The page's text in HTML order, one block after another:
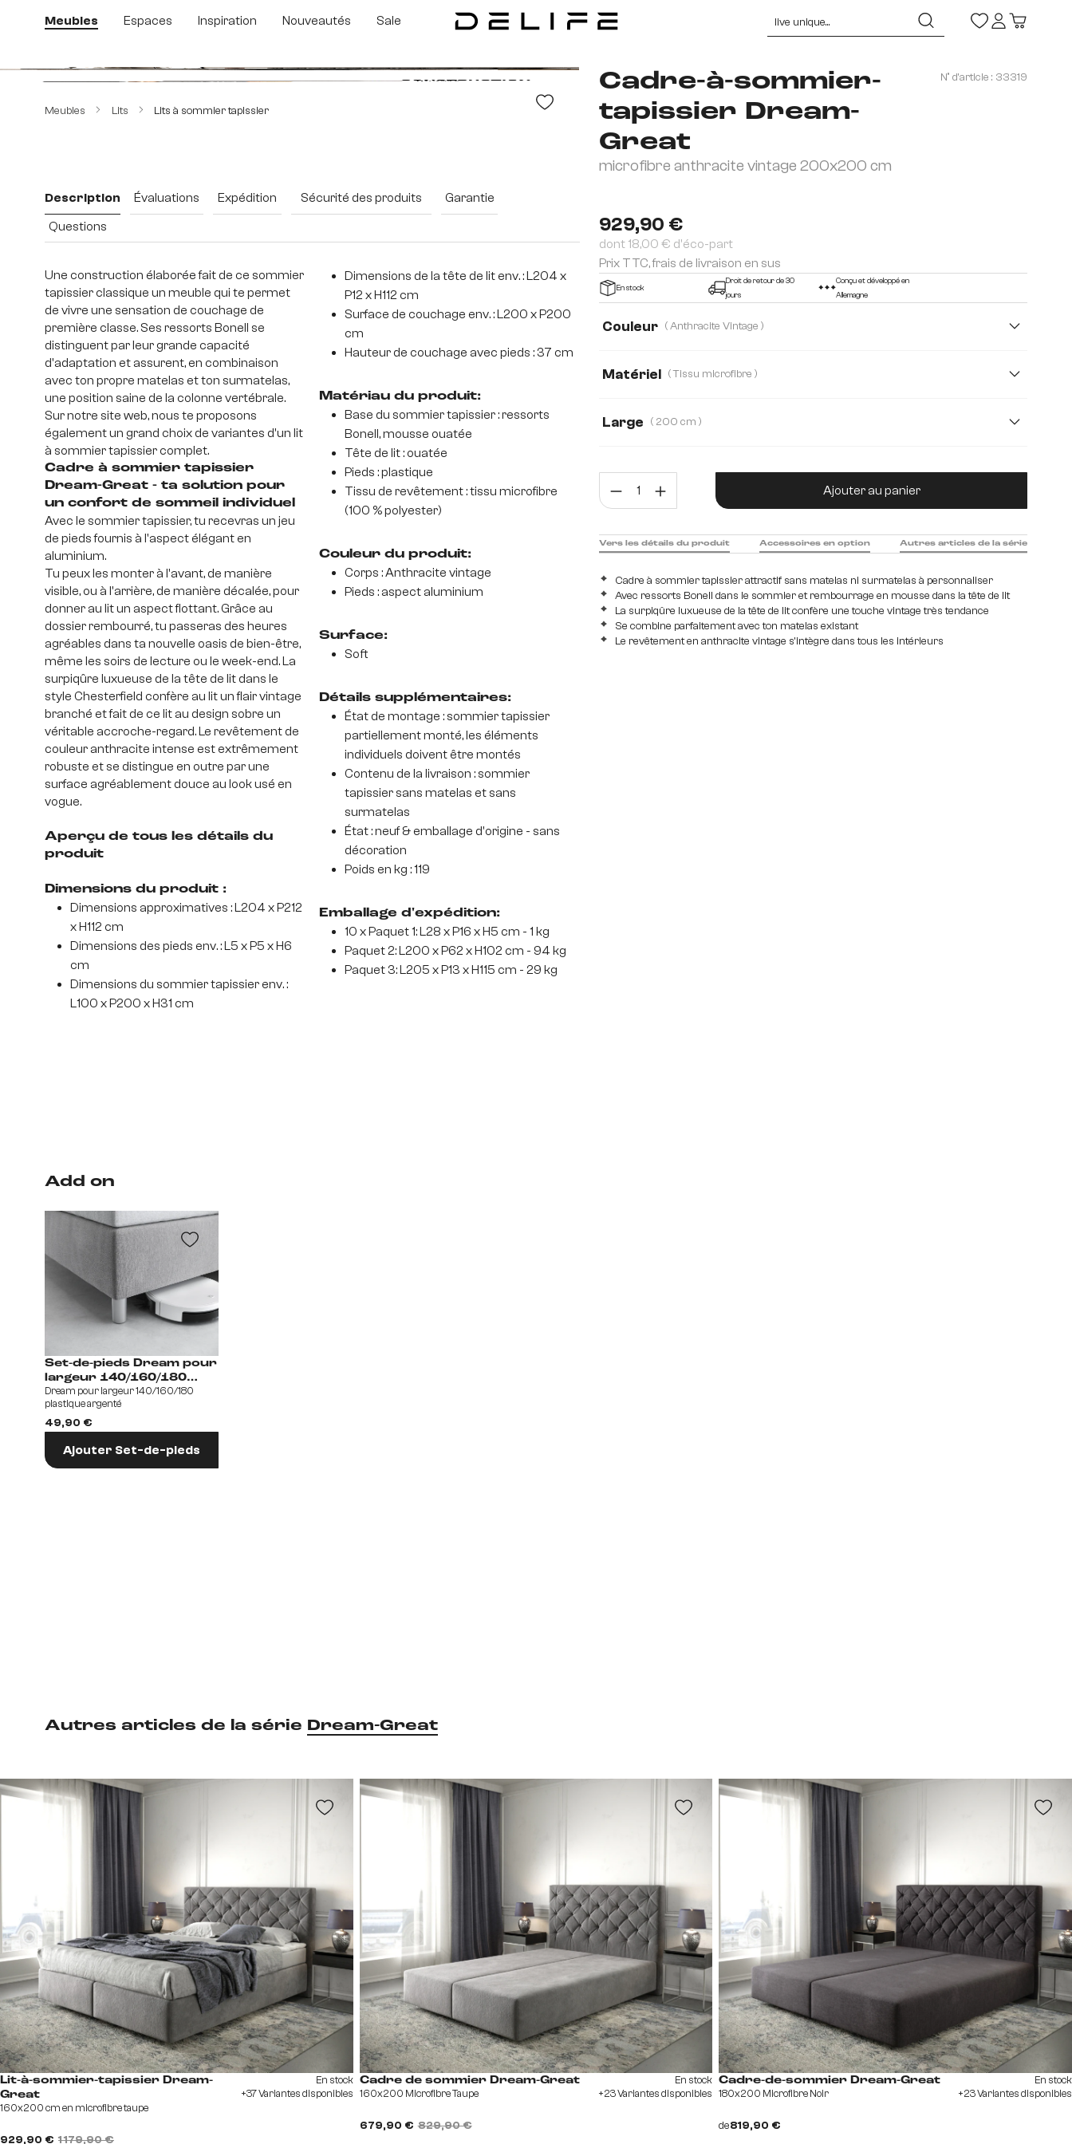
au contenu principal
Passer à la recherche
Passer à la navigation principale
Meubles Espaces Inspiration Nouveautés Sale
Meubles Lits Lits à sommier tapissier
Cadre-à-sommier-
tapissier Dream-
Great
microfibre anthracite vintage 200x200 cm
N° d'article : 33319
929,90 €
dont 18,00 € d'éco-part
Prix TTC, frais de livraison en sus
En stock
Droit de retour de 30
jours
Conçu et développé en
Allemagne
Couleur ( Anthracite Vintage )
Matériel ( Tissu microfibre )
Large ( 200 cm )
Quantité de produit : Entrez la quantité
Ajouter au panier
Cadre à sommier tapissier attractif sans matelas ni surmatelas à personnaliser
Avec ressorts Bonell dans le sommier et rembourrage en mousse dans la tête de lit
La surpiqûre luxueuse de la tête de lit confère une touche vintage très tendance
Se combine parfaitement avec ton matelas existant
Le revêtement en anthracite vintage s'intègre dans tous les intérieurs
Vers les détails du produit Accessoires en option Autres articles de la série
Description Évaluations Expédition Sécurité des produits
Garantie
Questions
Une construction élaborée fait de ce sommier
tapissier classique un meuble qui te permet
de vivre une sensation de couchage de
première classe. Ses ressorts Bonell se
distinguent par leur grande capacité
d'adaptation et assurent, en combinaison
avec ton propre matelas et ton surmatelas,
une position saine de la colonne vertébrale.
Sur notre site web, nous te proposons
également un grand choix de variantes d'un lit
à sommier tapissier complet.
Cadre à sommier tapissier
Dream-Great - ta solution pour
un confort de sommeil individuel
Avec le sommier tapissier, tu recevras un jeu
de pieds fournis à l'aspect élégant en
aluminium.
Tu peux les monter à l'avant, de manière
visible, ou à l'arrière, de manière décalée, pour
donner au lit un aspect flottant. Grâce au
dossier rembourré, tu passeras des heures
agréables dans ta nouvelle oasis de bien-être,
même les soirs de lecture ou le week-end. La
surpiqûre luxueuse de la tête de lit dans le
style Chesterfield confère au lit un flair vintage
branché et fait de ce lit au design sobre un
véritable accroche-regard. Le revêtement de
couleur anthracite intense est extrêmement
robuste et se distingue en outre par une
surface agréablement douce au look usé en
vogue.
Aperçu de tous les détails du
produit
Dimensions du produit :
Dimensions approximatives : L204 x P212
x H112 cm
Dimensions des pieds env. : L5 x P5 x H6
cm
Dimensions du sommier tapissier env. :
L100 x P200 x H31 cm
Dimensions de la tête de lit env. : L204 x
P12 x H112 cm
Surface de couchage env. : L200 x P200
cm
Hauteur de couchage avec pieds : 37 cm
Matériau du produit:
Base du sommier tapissier : ressorts
Bonell, mousse ouatée
Tête de lit : ouatée
Pieds : plastique
Tissu de revêtement : tissu microfibre
(100 % polyester)
Couleur du produit:
Corps : Anthracite vintage
Pieds : aspect aluminium
Surface:
Soft
Détails supplémentaires:
État de montage : sommier tapissier
partiellement monté, les éléments
individuels doivent être montés
Contenu de la livraison : sommier
tapissier sans matelas et sans
surmatelas
État : neuf & emballage d'origine - sans
décoration
Poids en kg : 119
Emballage d'expédition:
10 x Paquet 1: L28 x P16 x H5 cm - 1 kg
Paquet 2: L200 x P62 x H102 cm - 94 kg
Paquet 3: L205 x P13 x H115 cm - 29 kg
Add on
Set-de-pieds Dream pour
largeur 140/160/180
plastique argenté
Fußvariantenset
Dream pour largeur 140/160/180
plastique argenté
49,90 €
Ajouter Set-de-pieds
Autres articles de la série Dream-Great
Lit-à-sommier-tapissier Dream-
Great
160x200 cm en microfibre taupe
929,90 € 1 179,90 €
En stock
+37 Variantes disponibles
Cadre de sommier Dream-Great
160x200 Microfibre Taupe
679,90 € 829,90 €
En stock
+23 Variantes disponibles
Cadre-de-sommier Dream-Great
180x200 Microfibre Noir
de819,90 €
En stock
+23 Variantes disponibles